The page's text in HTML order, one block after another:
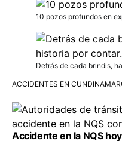
10 pozos profundos en
Detrás de cada brindis,
ACCIDENTES EN
Accidente en la NQS